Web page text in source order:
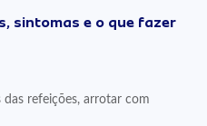
sintomas e o que fazer
refeições, arrotar com